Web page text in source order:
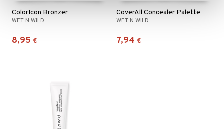
ColorIcon Bronzer
WET N WILD
8,95 €
CoverAll Concealer Palette
WET N WILD
7,94 €